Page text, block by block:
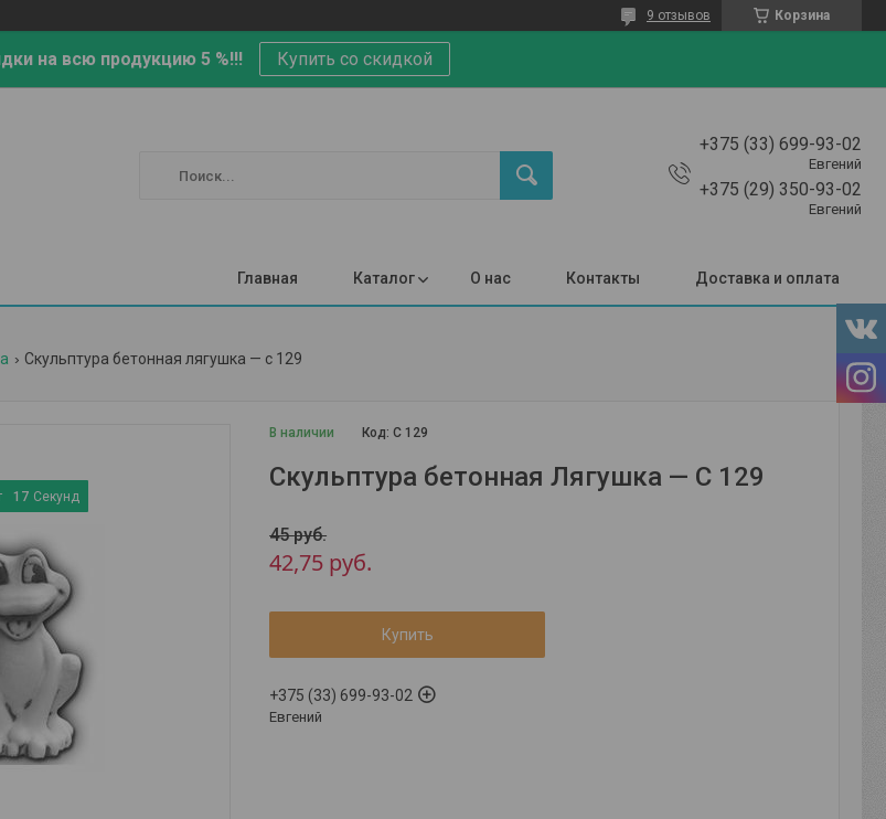
Корзина
9 отзывов
на всю продукцию 5 %!!! Купить со скидкой
+375 (33) 699-93-02
Евгений
+375 (29) 350-93-02
Евгений
Главная Каталог О нас Контакты Доставка и оплата
Скульптура бетонная лягушка — с 129
1 7 Секунд
В наличии Код:С 129
Скульптура бетонная Лягушка — С 129
45руб.
42,75 руб.
Купить
+375 (33) 699-93-02
Евгений